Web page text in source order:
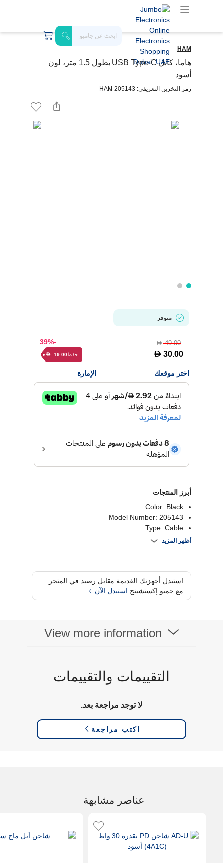
HAM
هاما، كابل USB Type-C بطول 1.5 متر، لون
أسود
رمز التخزين التعريفي: HAM-205143
متوفر
D49.00
D 30.00
-39%
حفظ D 19.00
اختر موقعك الإمارة
أبرز المنتجات
Color: Black
Model Number: 205143
Type: Cable
What's in the Box: 1 x Charging / Data Cable
أظهر المزيد
استبدل أجهزتك القديمة مقابل رصيد في المتجر
مع جمبو إكستشينج استبدل الآن
View more information
التقييمات والتقييمات
لا توجد مراجعة بعد.
اكتب مراجعة
عناصر مشابهة